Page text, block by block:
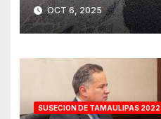
OCT 6, 2025
SUSECION DE TAMAULIPAS 2022